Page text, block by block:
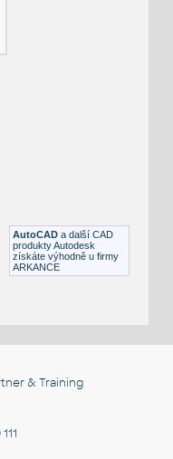
AutoCAD a další CAD
produkty Autodesk
získáte výhodně u firmy
ARKANCE
& Training